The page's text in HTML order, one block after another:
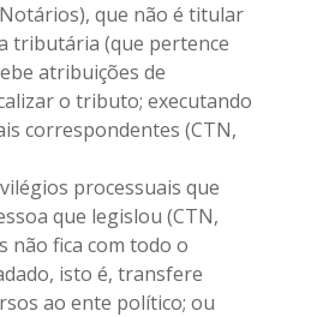
que não é titular
tributária (que pertence
atribuições de
o tributo; executando
correspondentes (CTN,
processuais que
que legislou (CTN,
não fica com todo o
isto é, transfere
ao ente político; ou